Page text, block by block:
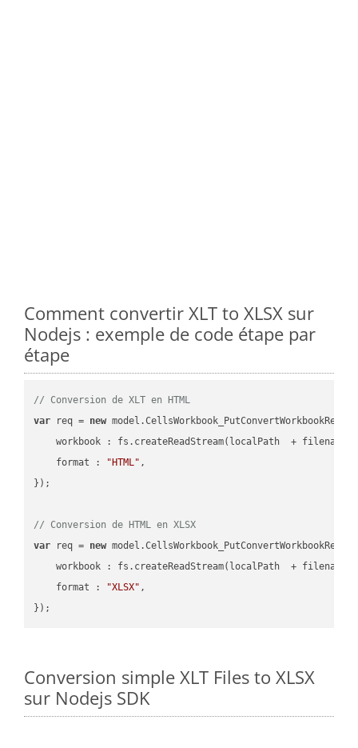
Comment convertir XLT to XLSX sur
Nodejs : exemple de code étape par
étape
// Conversion de XLT en HTML
var req = new
workbook : fs.createReadStream(localPath  + filename
format : "HTML" ,
});
// Conversion de HTML en XLSX
var req = new
workbook : fs.createReadStream(localPath  + filename
format : "XLSX" ,
Conversion simple XLT Files to XLSX
sur Nodejs SDK